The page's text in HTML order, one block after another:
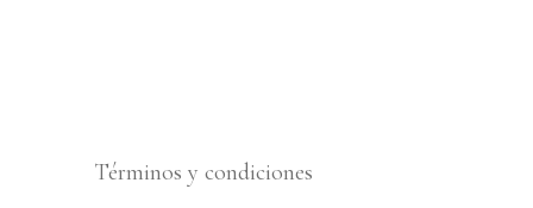
Términos y condiciones